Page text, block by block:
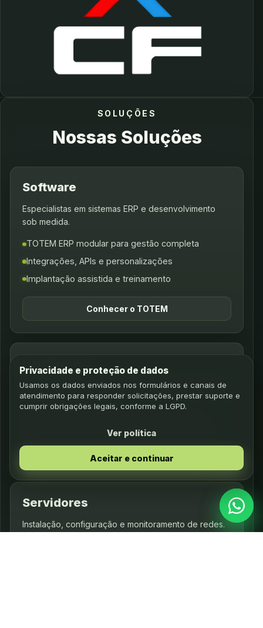
SOLUÇÕES
Nossas Soluções
Software
Especialistas em sistemas ERP e desenvolvimento
sob medida.
TOTEM ERP modular para gestão completa
Integrações, APIs e personalizações
Implantação assistida e treinamento
Conhecer o TOTEM
Hardware
Suporte completo para operar com segurança e alta
performance.
Upgrades de SSD, memória, placas e periféricos
Montagem e inventário de equipamentos
Servidores
Instalação, configuração e monitoramento de redes.
Privacidade e proteção de dados
Usamos os dados enviados nos formulários e canais de
atendimento para responder solicitações, prestar suporte e
cumprir obrigações legais, conforme a LGPD.
Ver política
Aceitar e continuar